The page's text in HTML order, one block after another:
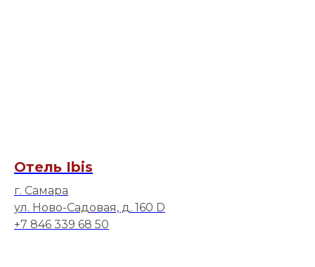
Отель Ibis
г. Самара
ул. Ново-Садовая, д. 160 D
+7 846 339 68 50